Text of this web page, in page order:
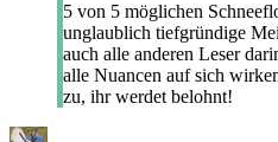
5 von 5 möglichen
unglaublich tiefgründige
auch alle anderen Leser
alle Nuancen auf sich
zu, ihr werdet belohnt!